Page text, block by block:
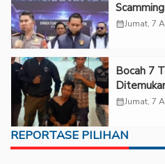
Rp6,7
calendar_monthJumat, 7
Bocah 7
Korban
calendar_monthJumat, 7
REPORTASE PILIHAN